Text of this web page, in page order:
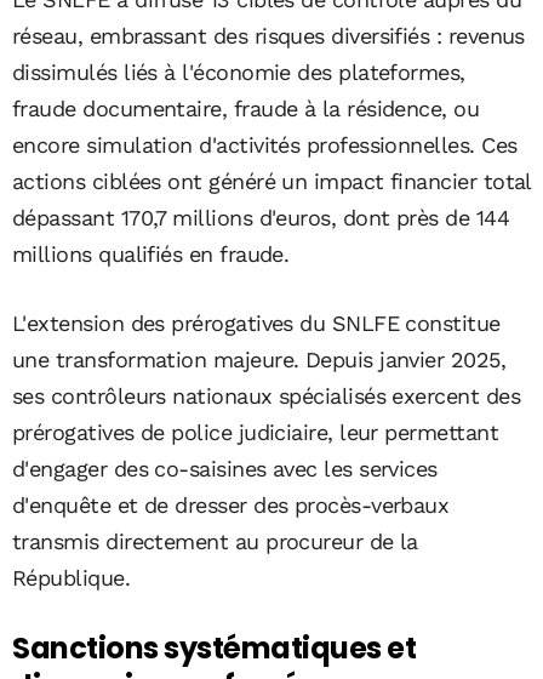
réseau, embrassant des risques diversifiés : revenus
dissimulés liés à l'économie des plateformes,
fraude documentaire, fraude à la résidence, ou
encore simulation d'activités professionnelles. Ces
actions ciblées ont généré un impact financier total
dépassant 170,7 millions d'euros, dont près de 144
millions qualifiés en fraude.
L'extension des prérogatives du SNLFE constitue
une transformation majeure. Depuis janvier 2025,
ses contrôleurs nationaux spécialisés exercent des
prérogatives de police judiciaire, leur permettant
d'engager des co-saisines avec les services
d'enquête et de dresser des procès-verbaux
transmis directement au procureur de la
République.
Sanctions systématiques et